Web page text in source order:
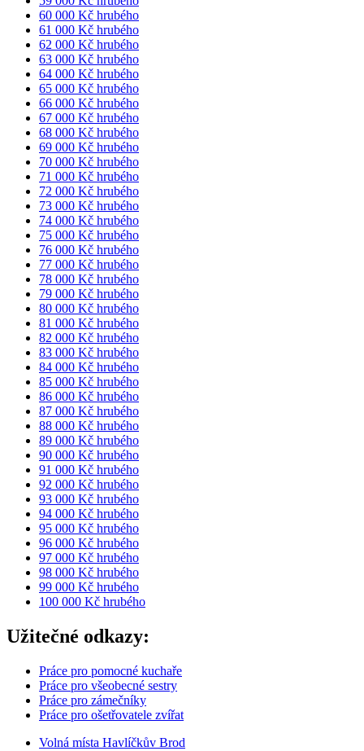
60 000 Kč hrubého
61 000 Kč hrubého
62 000 Kč hrubého
63 000 Kč hrubého
64 000 Kč hrubého
65 000 Kč hrubého
66 000 Kč hrubého
67 000 Kč hrubého
68 000 Kč hrubého
69 000 Kč hrubého
70 000 Kč hrubého
71 000 Kč hrubého
72 000 Kč hrubého
73 000 Kč hrubého
74 000 Kč hrubého
75 000 Kč hrubého
76 000 Kč hrubého
77 000 Kč hrubého
78 000 Kč hrubého
79 000 Kč hrubého
80 000 Kč hrubého
81 000 Kč hrubého
82 000 Kč hrubého
83 000 Kč hrubého
84 000 Kč hrubého
85 000 Kč hrubého
86 000 Kč hrubého
87 000 Kč hrubého
88 000 Kč hrubého
89 000 Kč hrubého
90 000 Kč hrubého
91 000 Kč hrubého
92 000 Kč hrubého
93 000 Kč hrubého
94 000 Kč hrubého
95 000 Kč hrubého
96 000 Kč hrubého
97 000 Kč hrubého
98 000 Kč hrubého
99 000 Kč hrubého
100 000 Kč hrubého
Užitečné odkazy:
Práce pro pomocné kuchaře
Práce pro všeobecné sestry
Práce pro zámečníky
Práce pro ošetřovatele zvířat
Volná místa Havlíčkův Brod